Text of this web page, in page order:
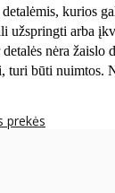
kurios
užspringti arba
nėra žaislo
turi būti nuimtos.
prekės